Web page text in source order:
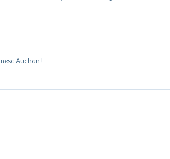
Auchan !